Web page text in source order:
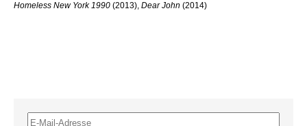
Homeless New York 1990 (2013), Dear John (2014)